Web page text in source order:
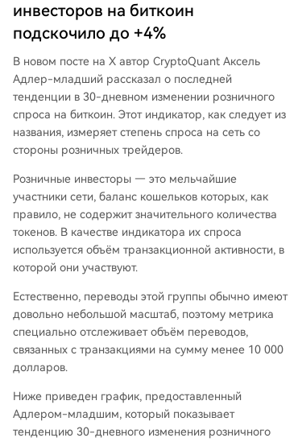
инвесторов на биткоин
подскочило до +4%
В новом посте на X автор CryptoQuant Аксель
Адлер-младший рассказал о последней
тенденции в 30-дневном изменении розничного
спроса на биткоин. Этот индикатор, как следует из
названия, измеряет степень спроса на сеть со
стороны розничных трейдеров.
Розничные инвесторы — это мельчайшие
участники сети, баланс кошельков которых, как
правило, не содержит значительного количества
токенов. В качестве индикатора их спроса
используется объём транзакционной активности, в
которой они участвуют.
Естественно, переводы этой группы обычно имеют
довольно небольшой масштаб, поэтому метрика
специально отслеживает объём переводов,
связанных с транзакциями на сумму менее 10 000
долларов.
Ниже приведен график, предоставленный
Адлером-младшим, который показывает
тенденцию 30-дневного изменения розничного